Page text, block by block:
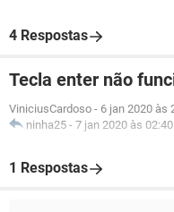
4 Respostas
Tecla enter não
ViniciusCardoso - 6 jan 2020 às
ninha25 - 7 jan 2020 às 02:40
1 Respostas